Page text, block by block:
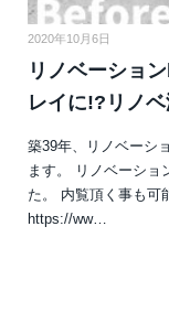
2020年10月6日
リノベーショ
レイに!?リノ
築39年、リノベーシ
ます。 リノベーショ
た。 内覧頂く事も可
https://ww…